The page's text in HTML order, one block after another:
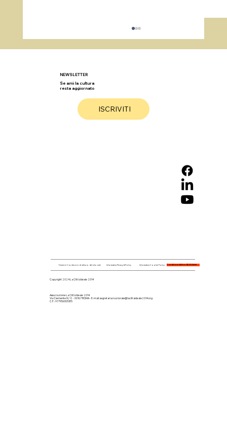
NEWSLETTER
Se ami la cultura
resta aggiornato
ISCRIVITI
Storie incredibili dai Solstizi
Termini e Condizioni di utilizzo del sito web Informativa Privacy & Policy Informativa Cookie Policy
Associazione La Città Ideale 2014
Via Clemente IX, 12 - 00167 ROMA - E-mail:segretaria.nazionale@lacittaideale2014.org
C.F.: 97795650585
Condizioni utilizzo BLOG Arché
Copyright 2024 La Città Ideale 2014